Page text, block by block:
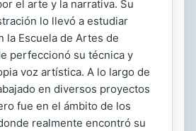
el arte y la narrativa. Su
lo llevó a estudiar
la Escuela de Artes de
perfeccionó su técnica y
voz artística. A lo largo de
en diversos proyectos
fue en el ámbito de los
realmente encontró su